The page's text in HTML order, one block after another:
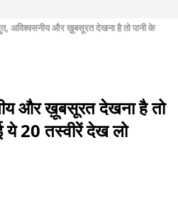
अविश्वसनीय और ख़ूबसूरत देखना है तो पानी के
और ख़ूबसूरत देखना है तो
ये 20 तस्वीरें देख लो